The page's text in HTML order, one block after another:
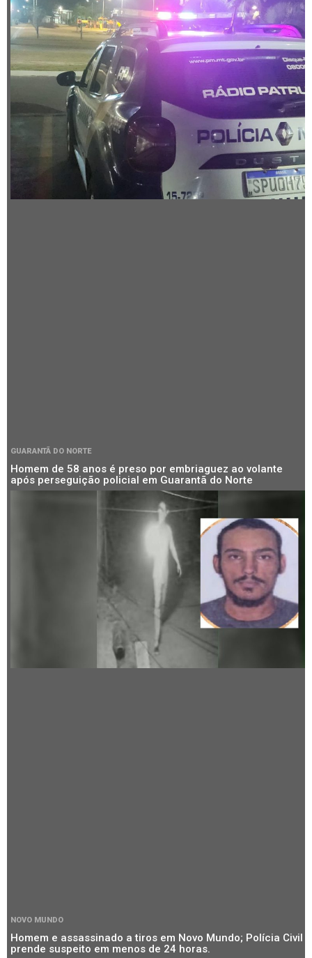
GUARANTÃ DO NORTE
Homem de 58 anos é preso por embriaguez ao volante
após perseguição policial em Guarantã do Norte
NOVO MUNDO
Homem e assassinado a tiros em Novo Mundo; Polícia Civil
prende suspeito em menos de 24 horas.